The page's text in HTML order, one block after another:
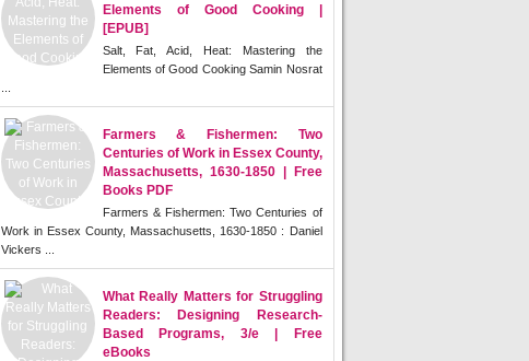
Elements of Good Cooking |
[EPUB]
Salt, Fat, Acid, Heat: Mastering the
Elements of Good Cooking Samin Nosrat
Farmers & Fishermen: Two
Centuries of Work in Essex County,
Massachusetts, 1630-1850 | Free
Books PDF
Farmers & Fishermen: Two Centuries of
Work in Essex County, Massachusetts, 1630-1850 : Daniel
Vickers ...
What Really Matters for Struggling
Readers: Designing Research-
Based Programs, 3/e | Free
eBooks